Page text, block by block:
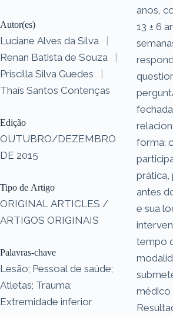
Autor(es)
Luciane Alves da Silva
|
Renan Batista de Souza
|
Priscilla Silva Guedes
|
Thaís Santos Contenças
Edição
OUTUBRO/DEZEMBRO
DE 2015
Tipo de Artigo
ORIGINAL ARTICLES /
ARTIGOS ORIGINAIS
Palavras-chave
Lesão; Pessoal de saúde;
Atletas; Trauma;
Extremidade inferior
anos,
13 ± 6
forma:
prática,
antes
e sua
tempo
médico